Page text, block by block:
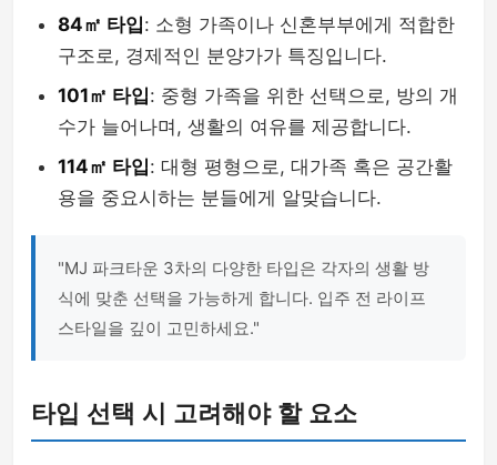
84㎡ 타입: 소형 가족이나 신혼부부에게 적합한
구조로, 경제적인 분양가가 특징입니다.
101㎡ 타입: 중형 가족을 위한 선택으로, 방의 개
수가 늘어나며, 생활의 여유를 제공합니다.
114㎡ 타입: 대형 평형으로, 대가족 혹은 공간활
용을 중요시하는 분들에게 알맞습니다.
"MJ 파크타운 3차의 다양한 타입은 각자의 생활 방
식에 맞춘 선택을 가능하게 합니다. 입주 전 라이프
스타일을 깊이 고민하세요."
타입 선택 시 고려해야 할 요소